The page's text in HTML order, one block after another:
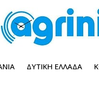
ΔΥΤΙΚΉ ΕΛΛΆΔΑ